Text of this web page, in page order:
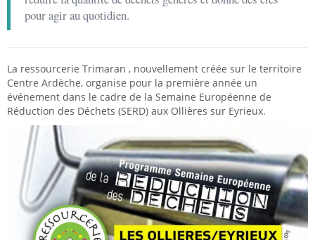
pour agir au quotidien.
La ressourcerie Trimaran , nouvellement créée sur le territoire
Centre Ardèche, organise pour la première année un
événement dans le cadre de la Semaine Européenne de
Réduction des Déchets (SERD) aux Ollières sur Eyrieux.